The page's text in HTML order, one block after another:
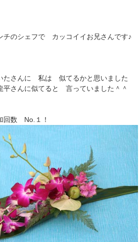
チのシェフで カッコイイお兄さんです♪
たさんに 私は 似てるかと思いました
さんに似てると 言っていました＾＾
回数 No.１！